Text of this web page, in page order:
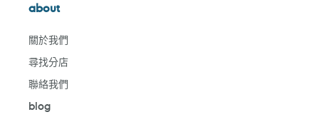
about
關於我們
尋找分店
聯絡我們
blog